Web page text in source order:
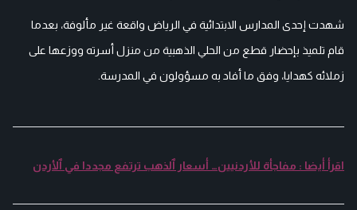
شهدت إحدى المدارس الابتدائية في الرياض واقعة غير مألوفة، بعدما
قام تلميذ بإحضار قطع من الحلي الذهبية من منزل أسرته ووزعها على
زملائه كهدايا، وفق ما أفاد به مسؤولون في المدرسة.
اقرأ أيضا : مفاجأة للأردنيين… أسعار ٱلذهب ترتفع مجددا في ٱلأردن